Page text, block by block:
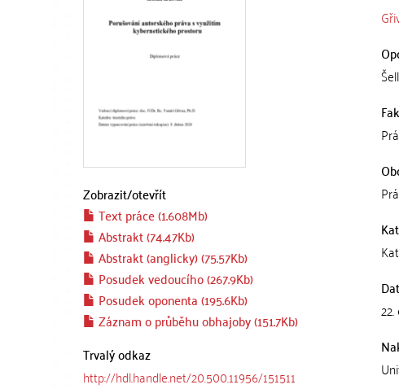
Zobrazit/otevřít
Text práce (1.608Mb)
Abstrakt (74.47Kb)
Abstrakt (anglicky) (75.57Kb)
Posudek vedoucího (267.9Kb)
Posudek oponenta (195.6Kb)
Záznam o průběhu obhajoby (151.7Kb)
Trvalý odkaz
http://hdl.handle.net/20.500.11956/151511